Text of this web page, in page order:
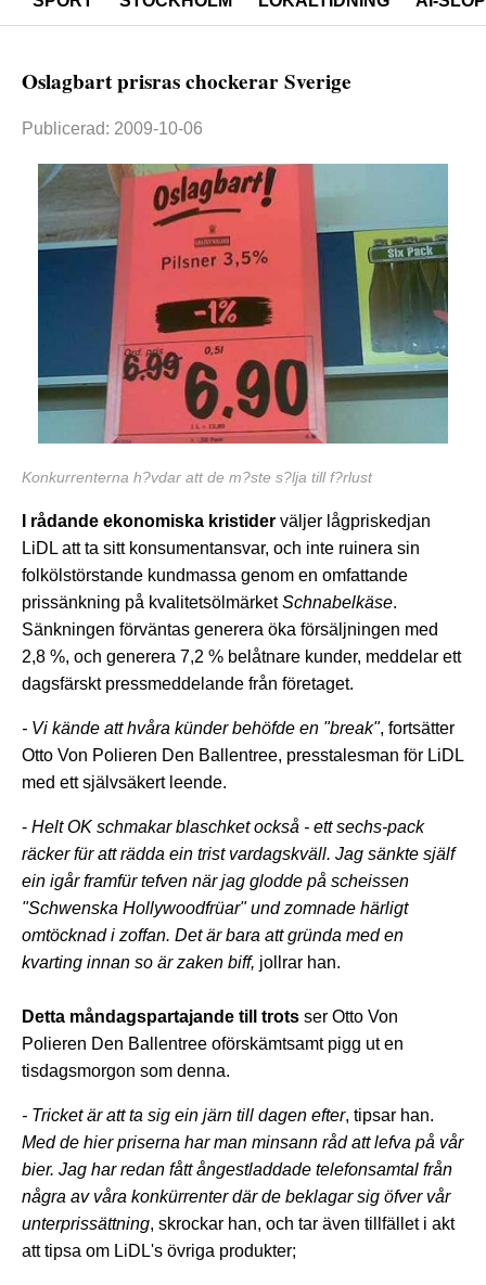
Oslagbart prisras chockerar Sverige
Publicerad: 2009-10-06
Konkurrenterna h?vdar att de m?ste s?lja till f?rlust
I rådande ekonomiska kristider väljer lågpriskedjan
LiDL att ta sitt konsumentansvar, och inte ruinera sin
folkölstörstande kundmassa genom en omfattande
prissänkning på kvalitetsölmärketSchnabelkäse.
Sänkningen förväntas generera öka försäljningen med
2,8 %, och generera 7,2 % belåtnare kunder, meddelar ett
dagsfärskt pressmeddelande från företaget.
- Vi kände att hvåra künder behöfde en "break", fortsätter
Otto Von Polieren Den Ballentree, presstalesman för LiDL
med ett självsäkert leende.
- Helt OK schmakar blaschket också - ett sechs-pack
räcker für att rädda ein trist vardagskväll. Jag sänkte själf
ein igår framfür tefven när jag glodde på scheissen
"Schwenska Hollywoodfrüar" und zomnade härligt
omtöcknad i zoffan. Det är bara att gründa med en
kvarting innan so är zaken biff, jollrar han.
Detta måndagspartajande till trots ser Otto Von
Polieren Den Ballentree oförskämtsamt pigg ut en
tisdagsmorgon som denna.
- Tricket är att ta sig ein järn till dagen efter, tipsar han.
Med de hier priserna har man minsann råd att lefva på vår
bier. Jag har redan fått ångestladdade telefonsamtal från
några av våra konkürrenter där de beklagar sig öfver vår
unterprissättning, skrockar han, och tar även tillfället i akt
att tipsa om LiDL's övriga produkter;